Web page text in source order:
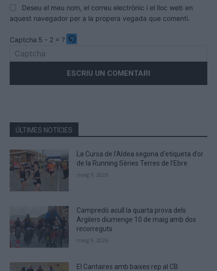
Deseu el meu nom, el correu electrònic i el lloc web en
aquest navegador per a la propera vegada que comenti.
Captcha 5 - 2 = ?
the
the
CAPTCHA
to
verify
that
you
ÚLTIMES NOTÍCIES
La Cursa de l’Aldea segona d’etiqueta d’or
de la Running Sèries Terres de l’Ebre
maig 9, 2026
Campredó acull la quarta prova dels
Argilers diumenge 10 de maig amb dos
recorreguts
maig 9, 2026
El Cantaires amb baixes rep al CB